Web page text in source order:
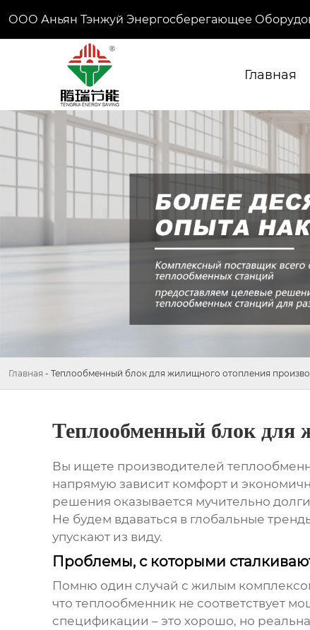
ООО Аньян Тэнжуй Энергосберегающее
Главная
Главная - Теплообменный блок для жилищного отопления
Теплообменный блок для
Вы ищете производителей
напрямую зависит комфорт и
решения оказывается мучительно
Не будем вдаваться в глобальные
упускают из виду.
Проблемы, с которыми
Помню один случай с жилым
что теплообменник не соответствует
спецификации – это хорошо, но